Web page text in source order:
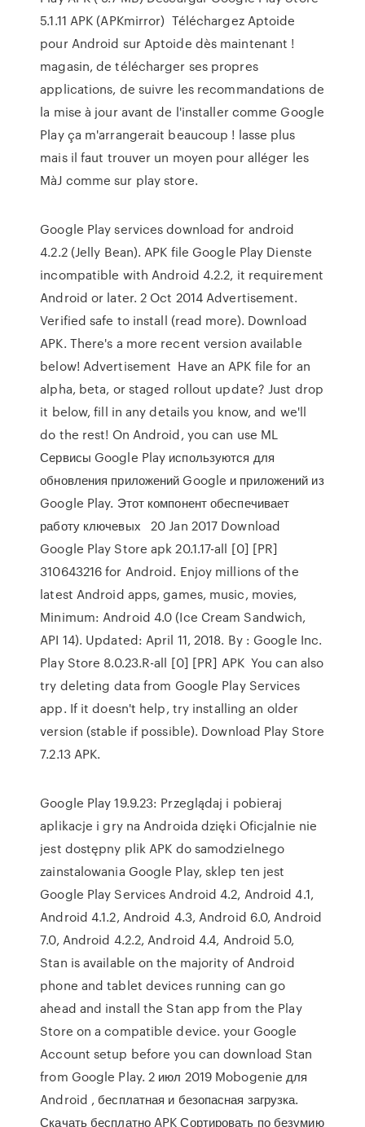
5.1.11 APK (APKmirror) Téléchargez Aptoide
pour Android sur Aptoide dès maintenant !
magasin, de télécharger ses propres
applications, de suivre les recommandations de
la mise à jour avant de l'installer comme Google
Play ça m'arrangerait beaucoup ! lasse plus
mais il faut trouver un moyen pour alléger les
MàJ comme sur play store.
Google Play services download for android
4.2.2 (Jelly Bean). APK file Google Play Dienste
incompatible with Android 4.2.2, it requirement
Android or later. 2 Oct 2014 Advertisement.
Verified safe to install (read more). Download
APK. There's a more recent version available
below! Advertisement Have an APK file for an
alpha, beta, or staged rollout update? Just drop
it below, fill in any details you know, and we'll
do the rest! On Android, you can use ML
Сервисы Google Play используются для
обновления приложений Google и приложений из
Google Play. Этот компонент обеспечивает
работу ключевых 20 Jan 2017 Download
Google Play Store apk 20.1.17-all [0] [PR]
310643216 for Android. Enjoy millions of the
latest Android apps, games, music, movies,
Minimum: Android 4.0 (Ice Cream Sandwich,
API 14). Updated: April 11, 2018. By : Google Inc.
Play Store 8.0.23.R-all [0] [PR] APK You can also
try deleting data from Google Play Services
app. If it doesn't help, try installing an older
version (stable if possible). Download Play Store
7.2.13 APK.
Google Play 19.9.23: Przeglądaj i pobieraj
aplikacje i gry na Androida dzięki Oficjalnie nie
jest dostępny plik APK do samodzielnego
zainstalowania Google Play, sklep ten jest
Google Play Services Android 4.2, Android 4.1,
Android 4.1.2, Android 4.3, Android 6.0, Android
7.0, Android 4.2.2, Android 4.4, Android 5.0,
Stan is available on the majority of Android
phone and tablet devices running can go
ahead and install the Stan app from the Play
Store on a compatible device. your Google
Account setup before you can download Stan
from Google Play. 2 июл 2019 Mobogenie для
Android , бесплатная и безопасная загрузка.
Скачать бесплатно APK Сортировать по безумию